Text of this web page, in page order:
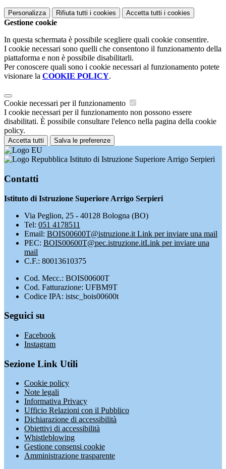
Personalizza Rifiuta tutti i cookies Accetta tutti i cookies
Gestione cookie
In questa schermata è possibile scegliere quali cookie consentire.
I cookie necessari sono quelli che consentono il funzionamento della
piattaforma e non è possibile disabilitarli.
Per conoscere quali sono i cookie necessari al funzionamento potete
visionare la COOKIE POLICY.
Cookie necessari per il funzionamento
I cookie necessari per il funzionamento non possono essere
disabilitati. È possibile consultare l'elenco nella pagina della cookie
policy.
Accetta tutti Salva le preferenze
Istituto di Istruzione Superiore Arrigo Serpieri
Contatti
Istituto di Istruzione Superiore Arrigo Serpieri
Via Peglion, 25 - 40128 Bologna (BO)
Tel: 051 4178511
Email: BOIS00600T@istruzione.it Link per inviare una mail
PEC: BOIS00600T@pec.istruzione.itLink per inviare una
mail
C.F.: 80013610375
Cod. Mecc.: BOIS00600T
Cod. Fatturazione: UFBM9T
Codice IPA: istsc_bois00600t
Seguici su
Facebook
Instagram
Sezione Link Utili
Cookie policy
Note legali
Informativa Privacy
Ufficio Relazioni con il Pubblico
Dichiarazione di accessibilità
Obiettivi di accessibilità
Whistleblowing
Gestione consensi cookie
Amministrazione trasparente